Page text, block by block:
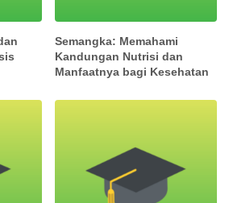
Semangka: Memahami
Kandungan Nutrisi dan
Manfaatnya bagi Kesehatan